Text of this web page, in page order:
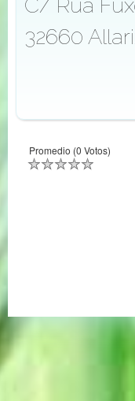
32660
Promedio (0 Votos)